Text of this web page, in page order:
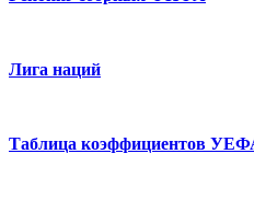
Лига наций
Таблица коэффициентов